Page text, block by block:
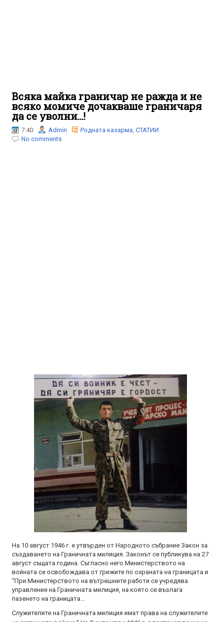
Всяка майка граничар не ражда и не
всяко момиче дочакваше граничаря
да се уволни…!
7:40 Admin Родната казарма, СТАТИИ
No comments
На 10 август 1946 г. е утвърден от Народното събрание Закон за
създаването на Граничната милиция. Законът се публикува на 27
август същата година. Съгласно него Министерството на
войната се освобождава от грижите по охраната на границата и
“При Министерството на вътрешните работи се учредява
управление на Граничната милиция, на която се възлага
пазенето на границата…
Служителите на Граничната милиция имат права на служителите